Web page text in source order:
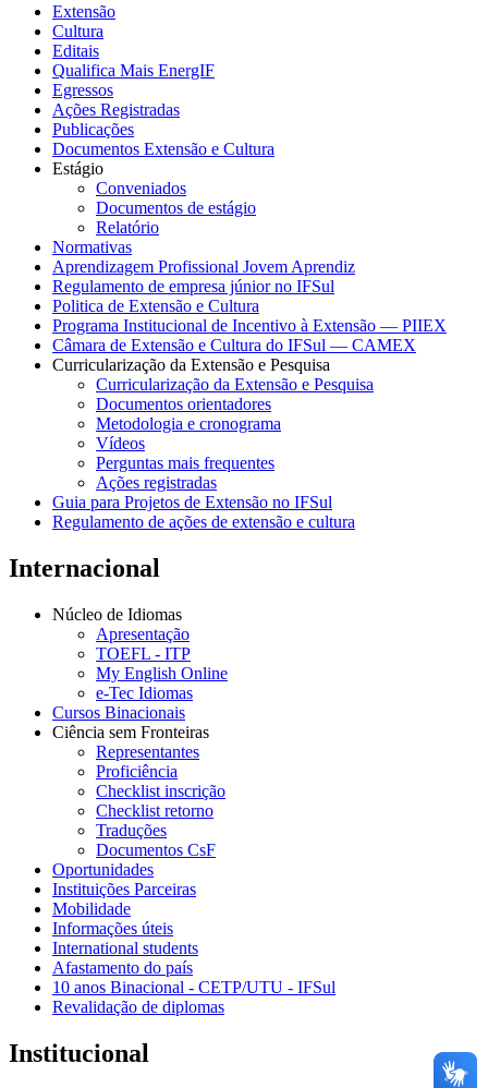
Extensão
Cultura
Editais
Qualifica Mais EnergIF
Egressos
Ações Registradas
Publicações
Documentos Extensão e Cultura
Estágio
Conveniados
Documentos de estágio
Relatório
Normativas
Aprendizagem Profissional Jovem Aprendiz
Regulamento de empresa júnior no IFSul
Politica de Extensão e Cultura
Programa Institucional de Incentivo à Extensão — PIIEX
Câmara de Extensão e Cultura do IFSul — CAMEX
Curricularização da Extensão e Pesquisa
Curricularização da Extensão e Pesquisa
Documentos orientadores
Metodologia e cronograma
Vídeos
Perguntas mais frequentes
Ações registradas
Guia para Projetos de Extensão no IFSul
Regulamento de ações de extensão e cultura
Internacional
Núcleo de Idiomas
Apresentação
TOEFL - ITP
My English Online
e-Tec Idiomas
Cursos Binacionais
Ciência sem Fronteiras
Representantes
Proficiência
Checklist inscrição
Checklist retorno
Traduções
Documentos CsF
Oportunidades
Instituições Parceiras
Mobilidade
Informações úteis
International students
Afastamento do país
10 anos Binacional - CETP/UTU - IFSul
Revalidação de diplomas
Institucional